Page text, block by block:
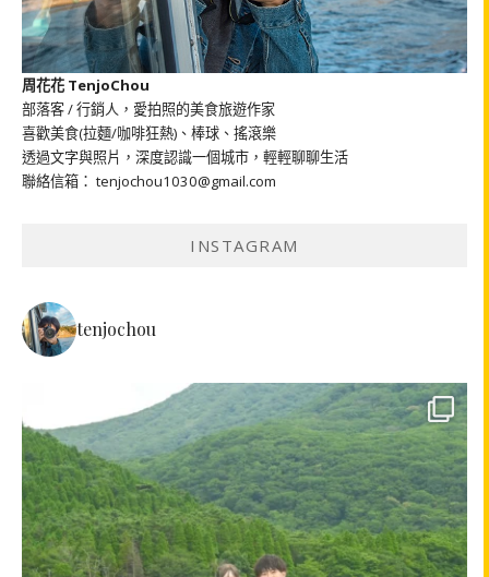
周花花 TenjoChou
部落客 / 行銷人，愛拍照的美食旅遊作家
喜歡美食(拉麵/咖啡狂熱)、棒球、搖滾樂
透過文字與照片，深度認識一個城市，輕輕聊聊生活
聯絡信箱： tenjochou1030@gmail.com
INSTAGRAM
tenjochou